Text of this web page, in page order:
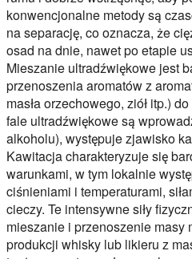
konwencjonalne metody są
na separację, co oznacza, że
osad na dnie, nawet po etapie
Mieszanie ultradźwiękowe jest
przenoszenia aromatów z
masła orzechowego, ziół itp.)
fale ultradźwiękowe są
alkoholu), występuje zjawisko
Kawitacja charakteryzuje się
warunkami, w tym lokalnie
ciśnieniami i temperaturami,
cieczy. Te intensywne siły
mieszanie i przenoszenie masy
produkcji whisky lub likieru z